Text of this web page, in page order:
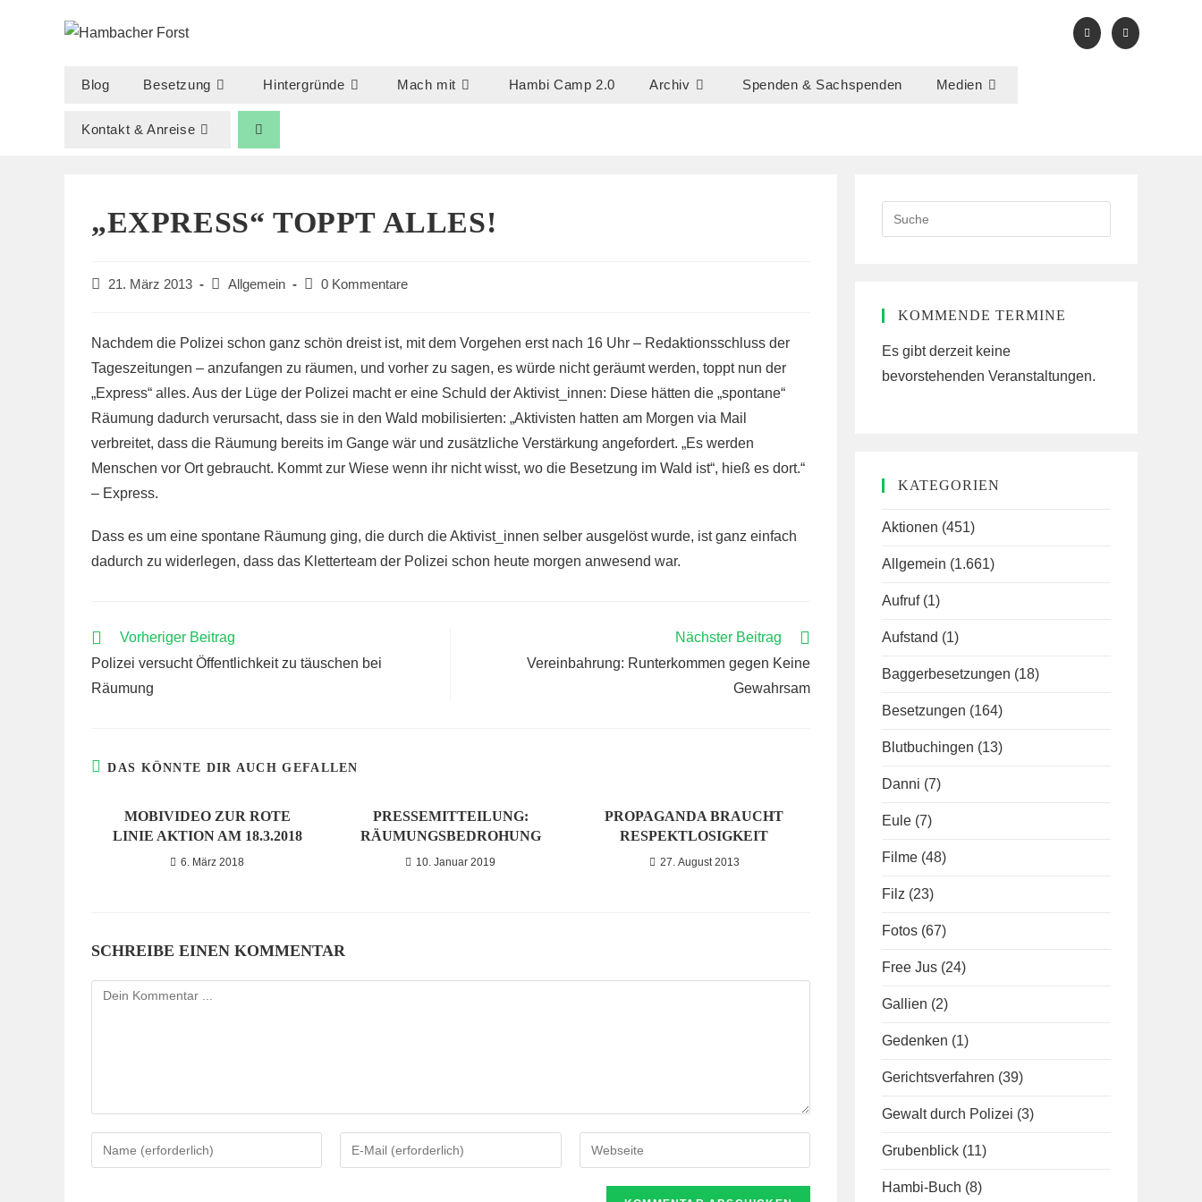
Blog Besetzung Hintergründe Mach mit Hambi Camp 2.0 Archiv Spenden & Sachspenden Medien
Kontakt & Anreise
„EXPRESS“ TOPPT ALLES!
Beitrag21. März 2013
Beitrags-
Allgemein
Beitrags-
0 Kommentare
Nachdem die Polizei schon ganz schön dreist ist, mit dem Vorgehen erst nach 16 Uhr – Redaktionsschluss der
Tageszeitungen – anzufangen zu räumen, und vorher zu sagen, es würde nicht geräumt werden, toppt nun der
„Express“ alles. Aus der Lüge der Polizei macht er eine Schuld der Aktivist_innen: Diese hätten die „spontane“
Räumung dadurch verursacht, dass sie in den Wald mobilisierten: „Aktivisten hatten am Morgen via Mail
verbreitet, dass die Räumung bereits im Gange wär und zusätzliche Verstärkung angefordert. „Es werden
Menschen vor Ort gebraucht. Kommt zur Wiese wenn ihr nicht wisst, wo die Besetzung im Wald ist“, hieß es dort.“
– Express.
Dass es um eine spontane Räumung ging, die durch die Aktivist_innen selber ausgelöst wurde, ist ganz einfach
dadurch zu widerlegen, dass das Kletterteam der Polizei schon heute morgen anwesend war.
WEITERE
ANSEHEN
Vorheriger Beitrag
Polizei versucht Öffentlichkeit zu täuschen bei
Räumung
Nächster Beitrag
Vereinbahrung: Runterkommen gegen Keine
Gewahrsam
DAS KÖNNTE DIR AUCH GEFALLEN
MOBIVIDEO ZUR ROTE
LINIE AKTION AM 18.3.2018
6. März 2018
PRESSEMITTEILUNG:
RÄUMUNGSBEDROHUNG
10. Januar 2019
PROPAGANDA BRAUCHT
RESPEKTLOSIGKEIT
27. August 2013
SCHREIBE EINEN KOMMENTAR
Kommentieren
deinen
deine
deine
Website-
this
KOMMENDE TERMINE
Es gibt derzeit keine
bevorstehenden Veranstaltungen.
KATEGORIEN
Aktionen (451)
Allgemein (1.661)
Aufruf (1)
Aufstand (1)
Baggerbesetzungen (18)
Besetzungen (164)
Blutbuchingen (13)
Danni (7)
Eule (7)
Filme (48)
Filz (23)
Fotos (67)
Free Jus (24)
Gallien (2)
Gedenken (1)
Gerichtsverfahren (39)
Gewalt durch Polizei (3)
Grubenblick (11)
Hambi-Buch (8)